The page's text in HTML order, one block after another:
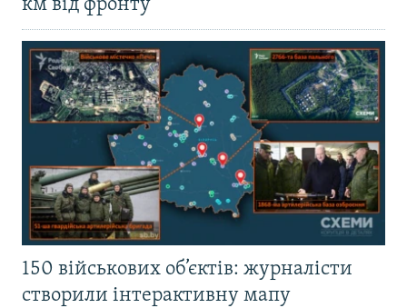
км від фронту
150 військових об’єктів: журналісти
створили інтерактивну мапу